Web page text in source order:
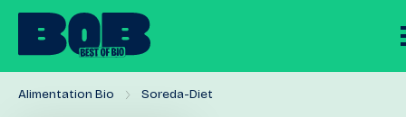
Alimentation Bio Soreda-Diet